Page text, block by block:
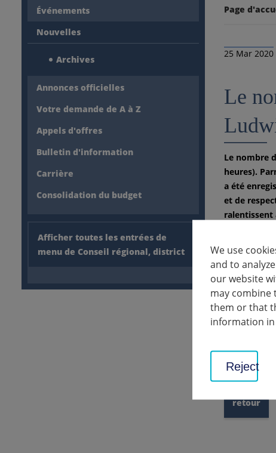
Événements
Nouvelles
Archives
Annonces officielles
Votre demande de A à Z
Appels d'offres
Bulletin d'information
Carrière
Consolidation du budget
Afficher toutes les entrées de
menu de Conseil régional, district
Page
25 Mar 2020
Le
Le nombre
heures).
a été
et de
ralentissent
fermé
Les
communes
n'ont pas
retour
We use
and to
our website
may
them or that
information
Reject